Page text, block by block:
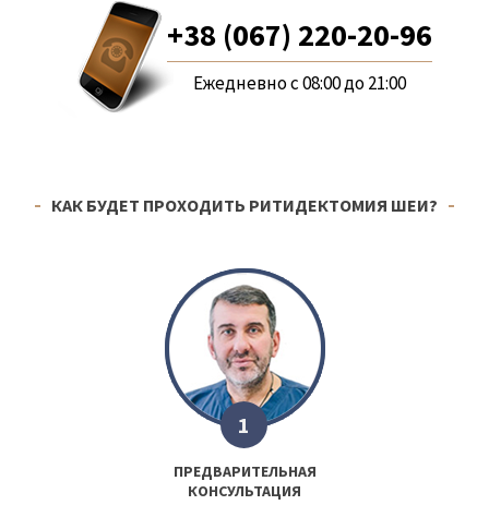
+38 (067) 220-20-96
Ежедневно с 08:00 до 21:00
КАК БУДЕТ ПРОХОДИТЬ РИТИДЕКТОМИЯ ШЕИ?
1
ПРЕДВАРИТЕЛЬНАЯ
КОНСУЛЬТАЦИЯ